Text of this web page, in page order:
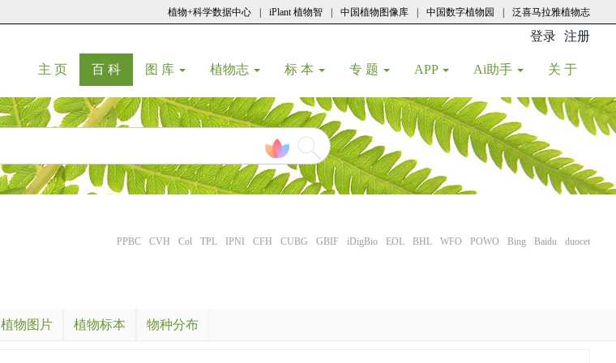
植物+科学数据中心 iPlant 植物智 中国植物图像库 中国数字植物园 泛喜马拉雅植物志
登录 注册
主 页(current)
百 科(current)
图 库 植物志 标 本 专 题 APP Ai助手 关 于
PPBC CVH Col TPL IPNI CFH CUBG GBIF iDigBio EOL BHL WFO POWO Bing Baidu duocet
植物图片 植物标本 物种分布